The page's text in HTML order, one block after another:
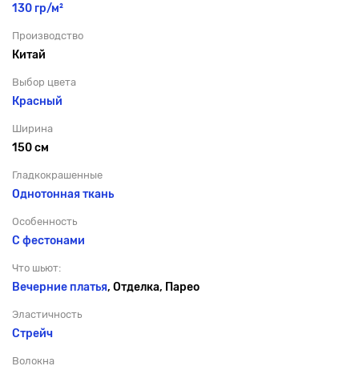
130 гр/м²
Производство
Китай
Выбор цвета
Красный
Ширина
150 см
Гладкокрашенные
Однотонная ткань
Особенность
С фестонами
Что шьют:
Вечерние платья, Отделка, Парео
Эластичность
Стрейч
Волокна